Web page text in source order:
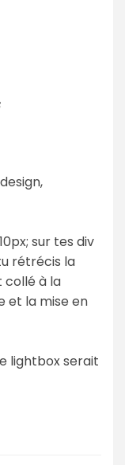
sur tes div
rétrécis la
collé à la
et la mise en
lightbox serait